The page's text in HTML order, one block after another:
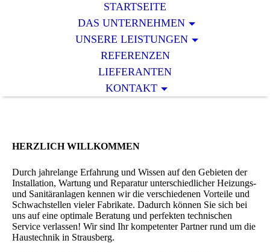
STARTSEITE
DAS UNTERNEHMEN
UNSERE LEISTUNGEN
REFERENZEN
LIEFERANTEN
KONTAKT
HERZLICH WILLKOMMEN
Durch jahrelange Erfahrung und Wissen auf den Gebieten der
Installation, Wartung und Reparatur unterschiedlicher Heizungs-
und Sanitäranlagen kennen wir die verschiedenen Vorteile und
Schwachstellen vieler Fabrikate. Dadurch können Sie sich bei
uns auf eine optimale Beratung und perfekten technischen
Service verlassen! Wir sind Ihr kompetenter Partner rund um die
Haustechnik in Strausberg.